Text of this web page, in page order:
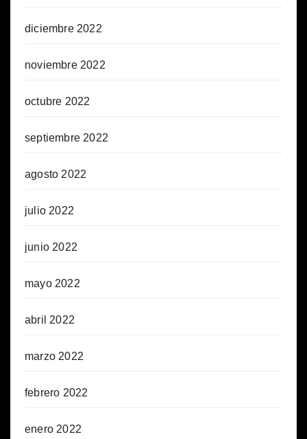
diciembre 2022
noviembre 2022
octubre 2022
septiembre 2022
agosto 2022
julio 2022
junio 2022
mayo 2022
abril 2022
marzo 2022
febrero 2022
enero 2022